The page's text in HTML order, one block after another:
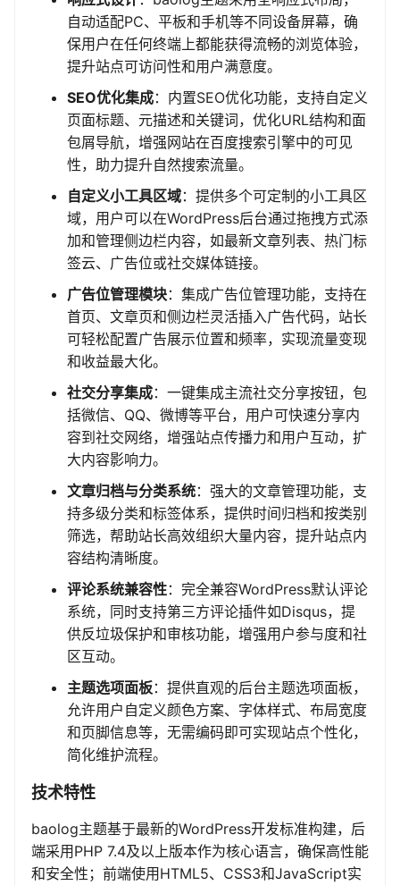
自动适配PC、平板和手机等不同设备屏幕，确
保用户在任何终端上都能获得流畅的浏览体验，
提升站点可访问性和用户满意度。
SEO优化集成：内置SEO优化功能，支持自定义
页面标题、元描述和关键词，优化URL结构和面
包屑导航，增强网站在百度搜索引擎中的可见
性，助力提升自然搜索流量。
自定义小工具区域：提供多个可定制的小工具区
域，用户可以在WordPress后台通过拖拽方式添
加和管理侧边栏内容，如最新文章列表、热门标
签云、广告位或社交媒体链接。
广告位管理模块：集成广告位管理功能，支持在
首页、文章页和侧边栏灵活插入广告代码，站长
可轻松配置广告展示位置和频率，实现流量变现
和收益最大化。
社交分享集成：一键集成主流社交分享按钮，包
括微信、QQ、微博等平台，用户可快速分享内
容到社交网络，增强站点传播力和用户互动，扩
大内容影响力。
文章归档与分类系统：强大的文章管理功能，支
持多级分类和标签体系，提供时间归档和按类别
筛选，帮助站长高效组织大量内容，提升站点内
容结构清晰度。
评论系统兼容性：完全兼容WordPress默认评论
系统，同时支持第三方评论插件如Disqus，提
供反垃圾保护和审核功能，增强用户参与度和社
区互动。
主题选项面板：提供直观的后台主题选项面板，
允许用户自定义颜色方案、字体样式、布局宽度
和页脚信息等，无需编码即可实现站点个性化，
简化维护流程。
技术特性
baolog主题基于最新的WordPress开发标准构建，后
端采用PHP 7.4及以上版本作为核心语言，确保高性能
和安全性；前端使用HTML5、CSS3和JavaScript实